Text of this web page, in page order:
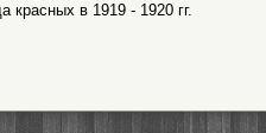
красных в 1919 - 1920 гг.